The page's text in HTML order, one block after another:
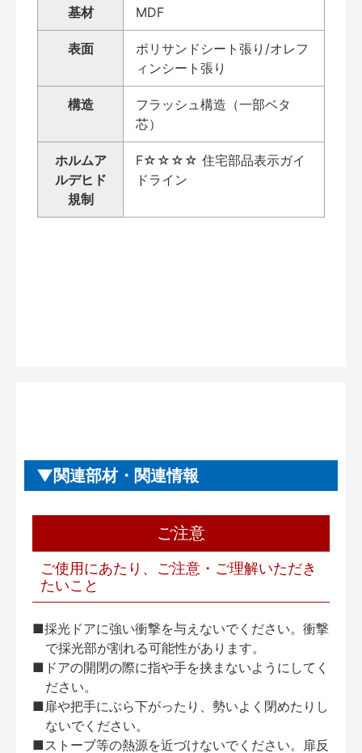
基材 MDF
表面
ポリサンドシート張り/オレフ
ィンシート張り
構造
フラッシュ構造（一部ベタ
芯）
ホルムア
ルデヒド
規制
F☆☆☆☆ 住宅部品表示ガイ
ドライン
関連部材・関連情報
ご注意
ご使用にあたり、ご注意・ご理解いただき
たいこと
■採光ドアに強い衝撃を与えないでください。衝撃
で採光部が割れる可能性があります。
■ドアの開閉の際に指や手を挟まないようにしてく
ださい。
■扉や把手にぶら下がったり、勢いよく閉めたりし
ないでください。
■ストーブ等の熱源を近づけないでください。扉反